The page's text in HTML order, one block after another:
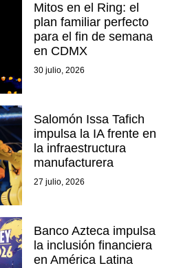
Mitos en el Ring: el
plan familiar perfecto
para el fin de semana
en CDMX
30 julio, 2026
Salomón Issa Tafich
impulsa la IA frente en
la infraestructura
manufacturera
27 julio, 2026
Banco Azteca impulsa
la inclusión financiera
en América Latina